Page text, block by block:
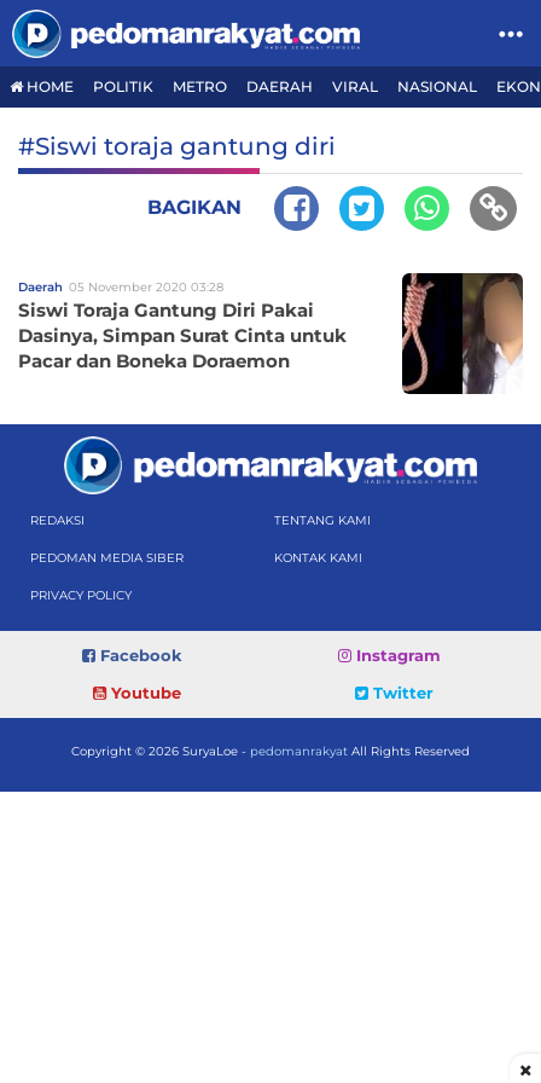
HOME POLITIK METRO DAERAH VIRAL NASIONAL
#Siswi toraja gantung diri
BAGIKAN
Daerah 05 November 2020 03:28
Siswi Toraja Gantung Diri Pakai
Dasinya, Simpan Surat Cinta untuk
Pacar dan Boneka Doraemon
REDAKSI TENTANG KAMI
PEDOMAN MEDIA SIBER KONTAK KAMI
PRIVACY POLICY
Facebook
Instagram
Youtube
Twitter
Copyright © 2026 SuryaLoe - pedomanrakyat All Rights Reserved
×